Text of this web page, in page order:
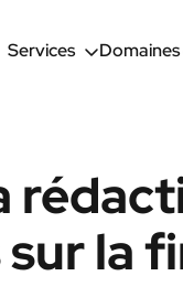
Services Domaines
la